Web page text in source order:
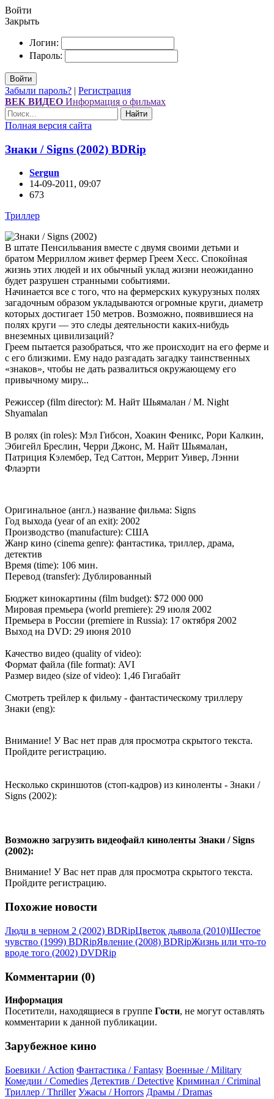
Войти
Закрыть
Логин:
Пароль:
Войти
Забыли пароль? | Регистрация
ВЕК ВИДЕО Информация о фильмах
Найти
Полная версия сайта
Знаки / Signs (2002) ВDRір
Sergun
14-09-2011, 09:07
673
Триллер
В штате Пенсильвания вместе с двумя своими детьми и
братом Мерриллом живет фермер Греем Хесс. Спокойная
жизнь этих людей и их обычный уклад жизни неожиданно
будет разрушен странными событиями.
Начинается все с того, что на фермерских кукурузных полях
загадочным образом укладываются огромные круги, диаметр
которых достигает 150 метров. Возможно, появившиеся на
полях круги — это следы деятельности каких-нибудь
внеземных цивилизаций?
Греем пытается разобраться, что же происходит на его ферме и
с его близкими. Ему надо разгадать загадку таинственных
«знаков», чтобы не дать развалиться окружающему его
привычному миру...
Режиссер (film director): М. Найт Шьямалан / M. Night
Shyamalan
В ролях (in roles): Мэл Гибсон, Хоакин Феникс, Рори Калкин,
Эбигейл Бреслин, Черри Джонс, М. Найт Шьямалан,
Патриция Кэлембер, Тед Саттон, Меррит Уивер, Лэнни
Флаэрти
Оригинальное (англ.) название фильма: Signs
Год выхода (year of an exit): 2002
Производство (manufacture): США
Жанр кино (cinema genre): фантастика, триллер, драма,
детектив
Время (time): 106 мин.
Перевод (transfer): Дублированный
Бюджет кинокартины (film budget): $72 000 000
Мировая премьера (world premiere): 29 июля 2002
Премьера в России (premiere in Russia): 17 октября 2002
Выход на DVD: 29 июня 2010
Качество видео (quality of video):
Формат файла (file format): AVI
Размер видео (size of video): 1,46 Гигабайт
Смотреть трейлер к фильму - фантастическому триллеру
Знаки (eng):
Внимание! У Вас нет прав для просмотра скрытого текста.
Пройдите регистрацию.
Несколько скриншотов (стоп-кадров) из киноленты - Знаки /
Signs (2002):
Возможно загрузить видеофайл киноленты Знаки / Signs
(2002):
Внимание! У Вас нет прав для просмотра скрытого текста.
Пройдите регистрацию.
Похожие новости
Люди в черном 2 (2002) ВDRірЦветок дьявола (2010)Шестое
чувство (1999) ВDRірЯвление (2008) ВDRірЖизнь или что-то
вроде того (2002) DVDRір
Комментарии (0)
Информация
Посетители, находящиеся в группе Гости, не могут оставлять
комментарии к данной публикации.
Зарубежное кино
Боевики / Action Фантастика / Fantasy Военные / Military
Комедии / Comedies Детектив / Detective Криминал / Criminal
Триллер / Thriller Ужасы / Horrors Драмы / Dramas